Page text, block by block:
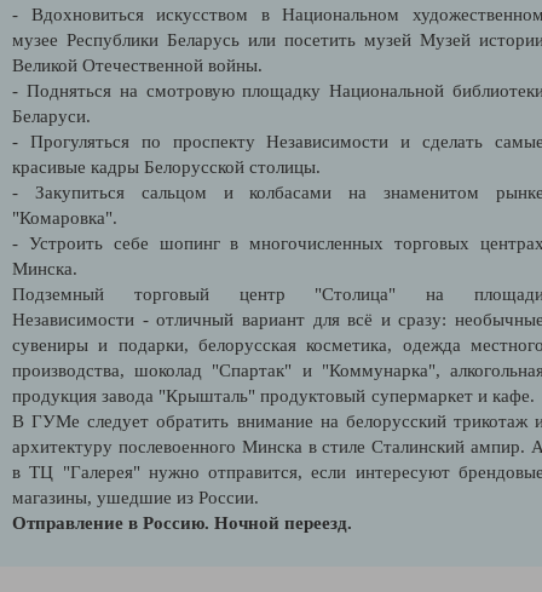
- Вдохновиться искусством в Национальном
музее Республики Беларусь или посетить музей Музей
Великой Отечественной войны.
- Подняться на смотровую площадку Национальной
Беларуси.
- Прогуляться по проспекту Независимости и сделать
красивые кадры Белорусской столицы.
- Закупиться сальцом и колбасами на знаменитом
"Комаровка".
- Устроить себе шопинг в многочисленных торговых
Минска.
Подземный торговый центр "Столица" на
Независимости - отличный вариант для всё и сразу:
сувениры и подарки, белорусская косметика, одежда
производства, шоколад "Спартак" и "Коммунарка",
продукция завода "Крышталь" продуктовый супермаркет и
В ГУМе следует обратить внимание на белорусский трикотаж
архитектуру послевоенного Минска в стиле Сталинский ампир.
в ТЦ "Галерея" нужно отправится, если интересуют
магазины, ушедшие из России.
Отправление в Россию. Ночной переезд.